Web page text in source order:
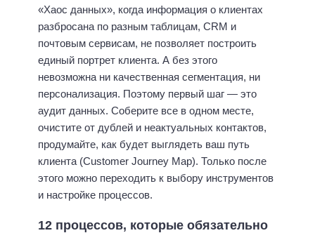
«Хаос данных», когда информация о клиентах
разбросана по разным таблицам, CRM и
почтовым сервисам, не позволяет построить
единый портрет клиента. А без этого
невозможна ни качественная сегментация, ни
персонализация. Поэтому первый шаг — это
аудит данных. Соберите все в одном месте,
очистите от дублей и неактуальных контактов,
продумайте, как будет выглядеть ваш путь
клиента (Customer Journey Map). Только после
этого можно переходить к выбору инструментов
и настройке процессов.
12 процессов, которые обязательно